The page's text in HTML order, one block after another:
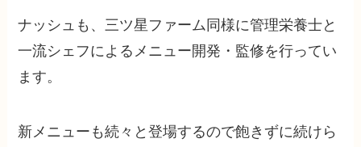
ナッシュも、三ツ星ファーム同様に管理栄養士と
一流シェフによるメニュー開発・監修を行ってい
ます。
新メニューも続々と登場するので飽きずに続けら